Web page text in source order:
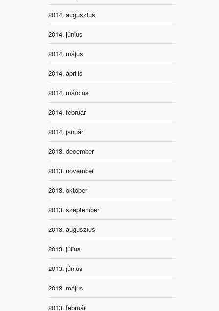
2014. augusztus
2014. június
2014. május
2014. április
2014. március
2014. február
2014. január
2013. december
2013. november
2013. október
2013. szeptember
2013. augusztus
2013. július
2013. június
2013. május
2013. február